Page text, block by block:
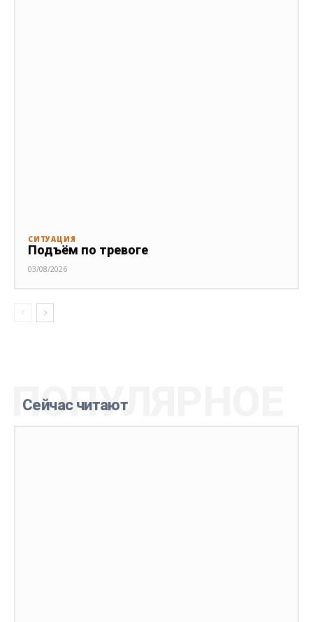
СИТУАЦИЯ
Подъём по тревоге
03/08/2026
Сейчас читают
ПОПУЛЯРНОЕ